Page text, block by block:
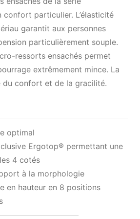
confort particulier. L’élasticité
garantit aux personnes
particulièrement souple.
ressorts ensachés permet
extrêmement mince. La
du confort et de la gracilité.
optimal
Ergotop® permettant une
4 cotés
à la morphologie
en hauteur en 8 positions